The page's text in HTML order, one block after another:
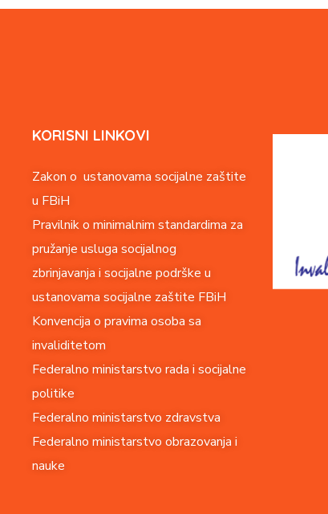
KORISNI LINKOVI
Zakon o ustanovama socijalne zaštite
u FBiH
Pravilnik o minimalnim standardima za
pružanje usluga socijalnog
zbrinjavanja i socijalne podrške u
ustanovama socijalne zaštite FBiH
Konvencija o pravima osoba sa
invaliditetom
Federalno ministarstvo rada i socijalne
politike
Federalno ministarstvo zdravstva
Federalno ministarstvo obrazovanja i
nauke